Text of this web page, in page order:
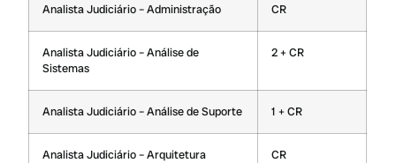
Analista Judiciário – Administração CR
Analista Judiciário – Análise de
Sistemas
2 + CR
Analista Judiciário – Análise de Suporte 1 + CR
Analista Judiciário – Arquitetura CR